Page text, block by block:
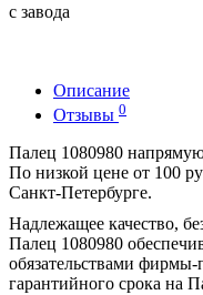
с завода
Описание
Отзывы 0
Палец 1080980
По низкой цене от 100
Санкт-Петербурге.
Надлежащее качество,
Палец 1080980
обязательствами фирмы-
гарантийного срока на